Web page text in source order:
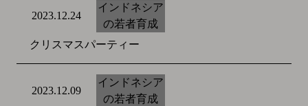
2023.12.24
インドネシア
の若者育成
クリスマスパーティー
2023.12.09
インドネシア
の若者育成